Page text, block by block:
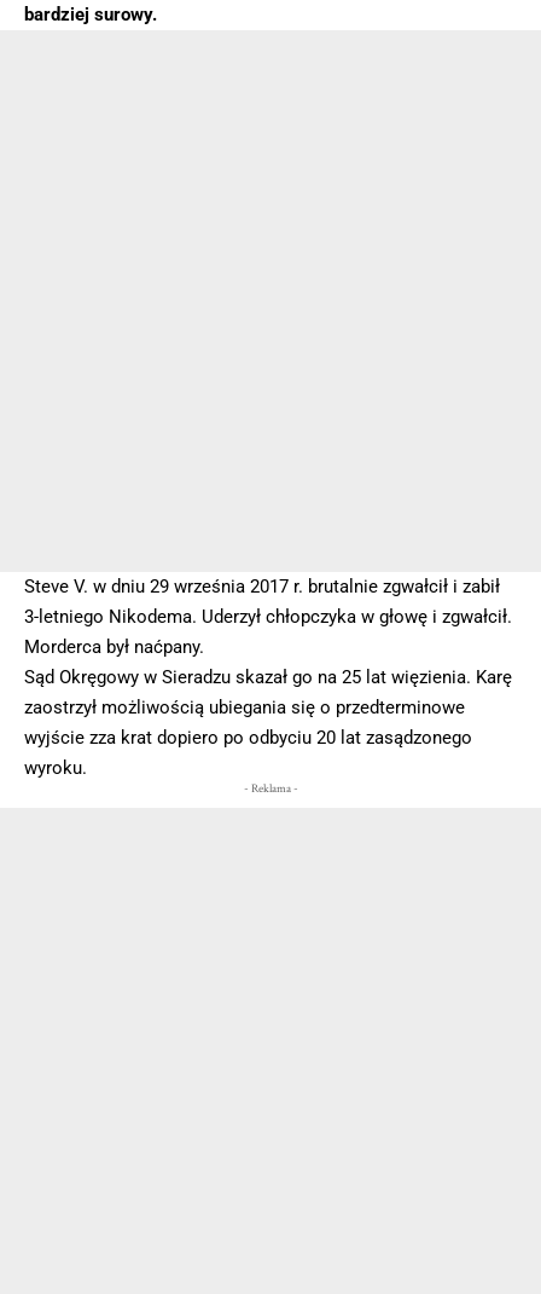
bardziej surowy.
Steve V. w dniu 29 września 2017 r. brutalnie zgwałcił i zabił
3-letniego Nikodema. Uderzył chłopczyka w głowę i zgwałcił.
Morderca był naćpany.
Sąd Okręgowy w Sieradzu skazał go na 25 lat więzienia. Karę
zaostrzył możliwością ubiegania się o przedterminowe
wyjście zza krat dopiero po odbyciu 20 lat zasądzonego
wyroku.
- Reklama -